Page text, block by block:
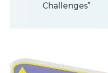
Challenges”